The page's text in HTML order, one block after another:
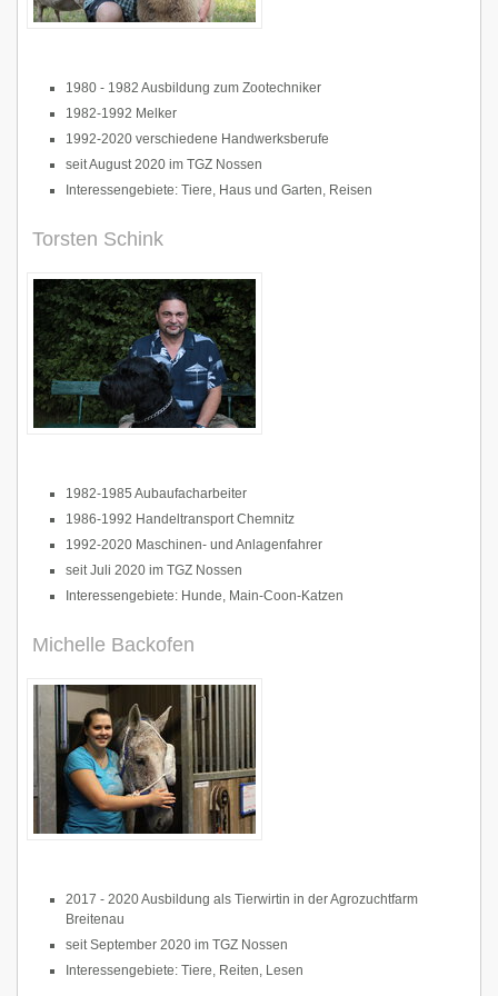
1980 - 1982 Ausbildung zum Zootechniker
1982-1992 Melker
1992-2020 verschiedene Handwerksberufe
seit August 2020 im TGZ Nossen
Interessengebiete: Tiere, Haus und Garten, Reisen
Torsten Schink
1982-1985 Aubaufacharbeiter
1986-1992 Handeltransport Chemnitz
1992-2020 Maschinen- und Anlagenfahrer
seit Juli 2020 im TGZ Nossen
Interessengebiete: Hunde, Main-Coon-Katzen
Michelle Backofen
2017 - 2020 Ausbildung als Tierwirtin in der Agrozuchtfarm
Breitenau
seit September 2020 im TGZ Nossen
Interessengebiete: Tiere, Reiten, Lesen